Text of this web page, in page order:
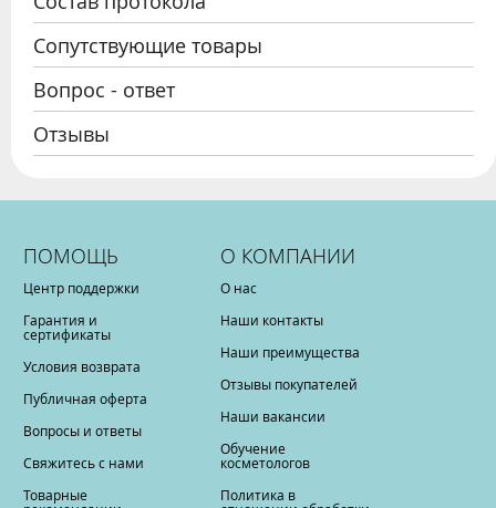
Сопутствующие товары
Вопрос - ответ
Отзывы
ПОМОЩЬ
Центр поддержки
Гарантия и
сертификаты
Условия возврата
Публичная оферта
Вопросы и ответы
Свяжитесь с нами
Товарные
О КОМПАНИИ
О нас
Наши контакты
Наши преимущества
Отзывы покупателей
Наши вакансии
Обучение
косметологов
Политика в